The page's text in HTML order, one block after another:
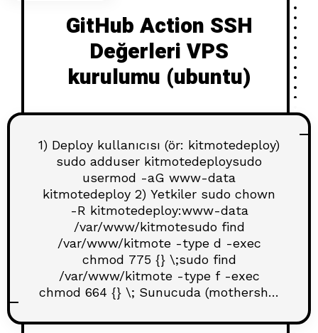
GitHub Action SSH
Değerleri VPS
kurulumu (ubuntu)
1) Deploy kullanıcısı (ör: kitmotedeploy)
sudo adduser kitmotedeploysudo
usermod -aG www-data
kitmotedeploy 2) Yetkiler sudo chown
-R kitmotedeploy:www-data
/var/www/kitmotesudo find
/var/www/kitmote -type d -exec
chmod 775 {} \;sudo find
/var/www/kitmote -type f -exec
chmod 664 {} \; Sunucuda (mothership
kitmotedeploy ssh-keygen -t ed25519